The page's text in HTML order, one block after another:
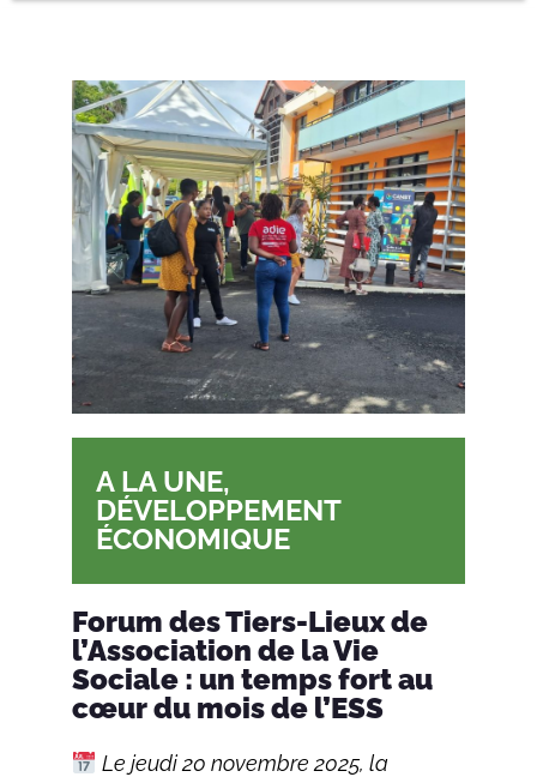
A LA UNE,
DÉVELOPPEMENT
ÉCONOMIQUE
Forum des Tiers-Lieux de
l’Association de la Vie
Sociale : un temps fort au
cœur du mois de l’ESS
Le jeudi 20 novembre 2025, la